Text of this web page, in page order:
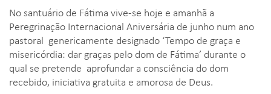
No santuário de Fátima vive-se hoje e amanhã a
Peregrinação Internacional Aniversária de junho num ano
pastoral genericamente designado ‘Tempo de graça e
misericórdia: dar graças pelo dom de Fátima’ durante o
qual se pretende aprofundar a consciência do dom
recebido, iniciativa gratuita e amorosa de Deus.